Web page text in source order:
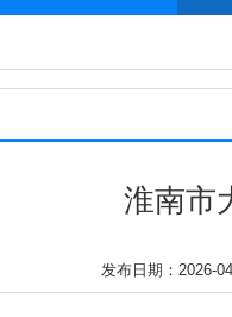
淮南市
发布日期：2026-